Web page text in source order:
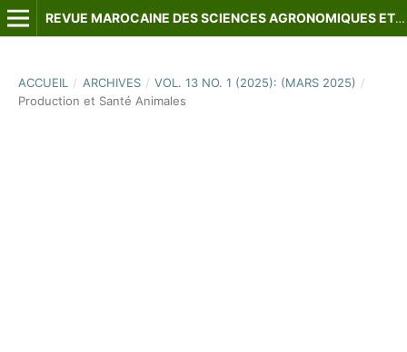
REVUE MAROCAINE DES SCIENCES AGRONOMIQUES ET VÉTÉRINAIRES
ACCUEIL / ARCHIVES / VOL. 13 NO. 1 (2025): (MARS 2025) /
Production et Santé Animales